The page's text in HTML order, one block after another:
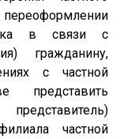
в связи с
гражданину,
с частной
представить
частной